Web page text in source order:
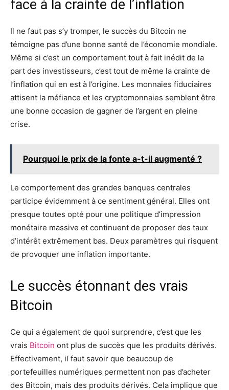
face à la crainte de l’inflation
Il ne faut pas s’y tromper, le succès du Bitcoin ne
témoigne pas d’une bonne santé de l’économie mondiale.
Même si c’est un comportement tout à fait inédit de la
part des investisseurs, c’est tout de même la crainte de
l’inflation qui en est à l’origine. Les monnaies fiduciaires
attisent la méfiance et les cryptomonnaies semblent être
une bonne occasion de gagner de l’argent en pleine
crise.
Pourquoi le prix de la fonte a-t-il augmenté ?
Le comportement des grandes banques centrales
participe évidemment à ce sentiment général. Elles ont
presque toutes opté pour une politique d’impression
monétaire massive et continuent de proposer des taux
d’intérêt extrêmement bas. Deux paramètres qui risquent
de provoquer une inflation importante.
Le succès étonnant des vrais
Bitcoin
Ce qui a également de quoi surprendre, c’est que les
vrais Bitcoin ont plus de succès que les produits dérivés.
Effectivement, il faut savoir que beaucoup de
portefeuilles numériques permettent non pas d’acheter
des Bitcoin, mais des produits dérivés. Cela implique que